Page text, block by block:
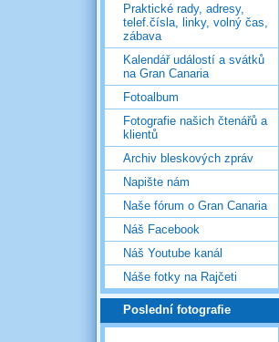
Praktické rady, adresy,
telef.čísla, linky, volný čas,
zábava
Kalendář událostí a svátků
na Gran Canaria
Fotoalbum
Fotografie našich čtenářů a
klientů
Archiv bleskových zpráv
Napište nám
Naše fórum o Gran Canaria
Náš Facebook
Náš Youtube kanál
Náše fotky na Rajčeti
Poslední fotografie